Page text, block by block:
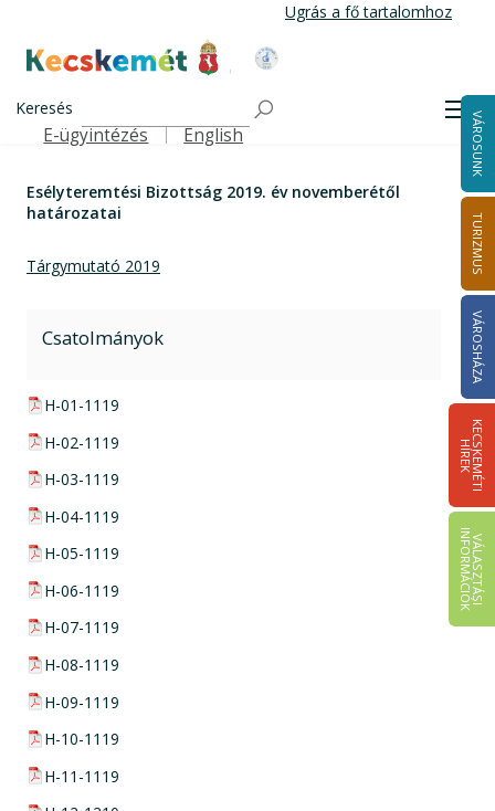
tartalomra
Ugrás a fő tartalomhoz
Kecskemét Város Honlapja
Keresés
Felső navigáció
E-ügyintézés English VÁROSUNK
TURIZMUS
VÁROSHÁZA
K
E
C
S
K
E
M
É
T
I
HÍ
R
E
K
V
Á
L
A
S
Z
T
Á
S
I
IN
F
O
R
M
Á
C
I
Ó
K
Esélyteremtési Bizottság 2019. év novemberétől
határozatai
Esélyteremtési Bizottság 2019. év novemberétől
határozatai
Tárgymutató 2019
Csatolmányok
pdf csatolmány:
H-01-1119
pdf csatolmány:
H-02-1119
pdf csatolmány:
H-03-1119
pdf csatolmány:
H-04-1119
pdf csatolmány:
H-05-1119
pdf csatolmány:
H-06-1119
pdf csatolmány:
H-07-1119
pdf csatolmány:
H-08-1119
pdf csatolmány:
H-09-1119
pdf csatolmány:
H-10-1119
pdf csatolmány:
H-11-1119